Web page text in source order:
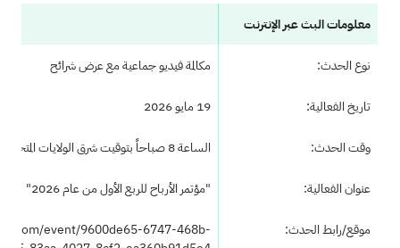
معلومات البث عبر الإنترنت
نوع الحدث: مكالمة فيديو جماعية مع عرض شرائح
تاريخ الفعالية: 19 مايو 2026
وقت الحدث: الساعة 8 صباحاً بتوقيت شرق الولايات المتحدة / الساعة 2 ظهراً بتوقيت وسط أوروبا
عنوان الفعالية: "مؤتمر الأرباح للربع الأول من عام 2026"
موقع/رابط الحدث:
event/9600de65-6747-468b-